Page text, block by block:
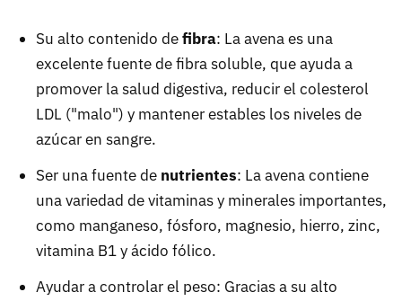
Su alto contenido defibra: La avena es una
excelente fuente de fibra soluble, que ayuda a
promover la salud digestiva, reducir el colesterol
LDL ("malo") y mantener estables los niveles de
azúcar en sangre.
Ser una fuente de nutrientes: La avena contiene
una variedad de vitaminas y minerales importantes,
como manganeso, fósforo, magnesio, hierro, zinc,
vitamina B1 y ácido fólico.
Ayudar a controlar el peso: Gracias a su alto